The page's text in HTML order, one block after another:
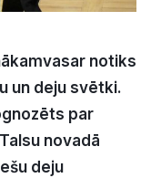
notiks
un deju svētki.
par
novadā
deju